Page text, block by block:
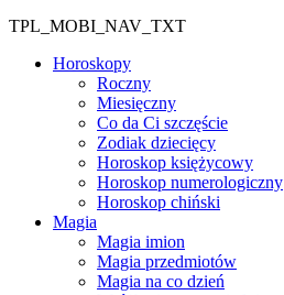
TPL_MOBI_NAV_TXT
Horoskopy
Roczny
Miesięczny
Co da Ci szczęście
Zodiak dziecięcy
Horoskop księżycowy
Horoskop numerologiczny
Horoskop chiński
Magia
Magia imion
Magia przedmiotów
Magia na co dzień